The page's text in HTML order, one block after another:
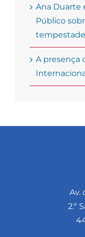
Ana Duarte
Público
A presença
Av.
2.º